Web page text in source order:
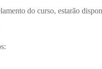
do curso, estarão